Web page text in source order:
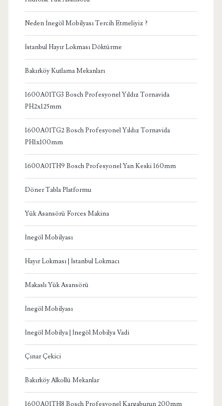
Neden İnegöl Mobilyası Tercih Etmeliyiz ?
İstanbul Hayır Lokması Döktürme
Bakırköy Kutlama Mekanları
1600A01TG3 Bosch Profesyonel Yıldız Tornavida
PH2x125mm
1600A01TG2 Bosch Profesyonel Yıldız Tornavida
PH1x100mm
1600A01TH9 Bosch Profesyonel Yan Keski 160mm
Döner Tabla Platformu
Yük Asansörü Forces Makina
İnegöl Mobilyası
Hayır Lokması | İstanbul Lokmacı
Makaslı Yük Asansörü
İnegöl Mobilyası
İnegöl Mobilya | İnegöl Mobilya Vadi
Çınar Çekici
Bakırköy Alkollü Mekanlar
1600A01TH8 Bosch Profesyonel Kargaburun 200mm